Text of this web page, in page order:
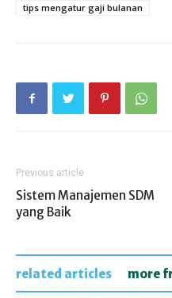
tips mengatur gaji bulanan
Previous article
Sistem Manajemen SDM
yang Baik
related articles more